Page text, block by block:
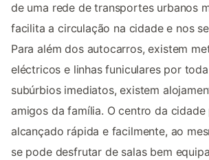
de uma rede de transportes urbanos
facilita a circulação na cidade e nos
Para além dos autocarros, existem
eléctricos e linhas funiculares por
subúrbios imediatos, existem
amigos da família. O centro da cidade
alcançado rápida e facilmente, ao
se pode desfrutar de salas bem